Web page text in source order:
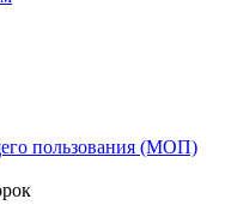
пользования (МОП)